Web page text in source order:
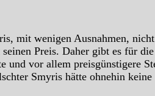
mit wenigen Ausnahmen,
Preis. Daher gibt es für die
und vor allem preisgünstigere
Smyris hätte ohnehin keine